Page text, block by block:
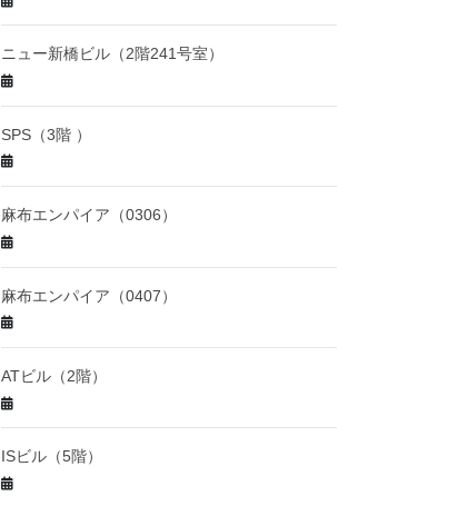
ニュー新橋ビル（2階241号室）
SPS（3階 ）
麻布エンパイア（0306）
麻布エンパイア（0407）
ATビル（2階）
ISビル（5階）